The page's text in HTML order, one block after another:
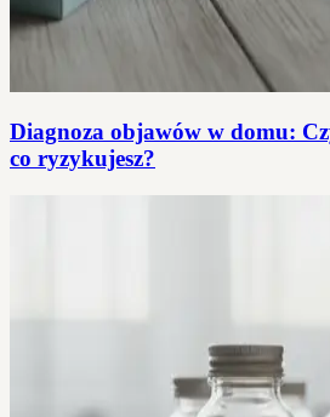
Diagnoza objawów w domu:
co ryzykujesz?